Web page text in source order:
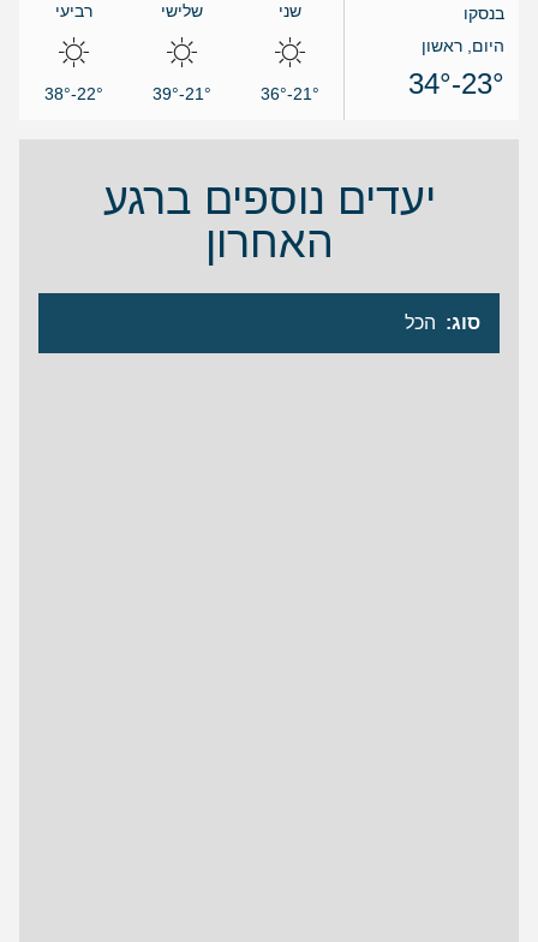
בנסקו
היום, ראשון
23°-34°
שני
21°-36°
שלישי
21°-39°
רביעי
22°-38°
יעדים נוספים ברגע
האחרון
סוג